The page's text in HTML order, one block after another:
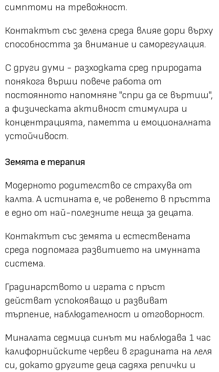
симптоми на тревожност.
Контактът със зелена среда влияе дори върху
способността за внимание и саморегулация.
С други думи - разходката сред природата
понякога върши повече работа от
постоянното напомняне "спри да се въртиш",
а физическата активност стимулира и
концентрацията, паметта и емоционалната
устойчивост.
Земята е терапия
Модерното родителство се страхува от
калта. А истината е, че ровенето в пръстта
е едно от най-полезните неща за децата.
Контактът със земята и естествената
среда подпомага развитието на имунната
система.
Градинарството и играта с пръст
действат успокояващо и развиват
търпение, наблюдателност и отговорност.
Миналата седмица синът ми наблюдава 1 час
калифорнийските червеи в градината на леля
си, докато другите деца садяха репички и